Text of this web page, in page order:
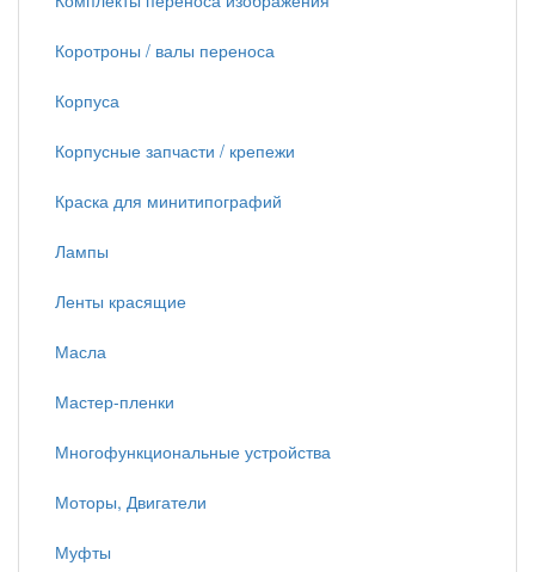
Коротроны / валы переноса
Корпуса
Корпусные запчасти / крепежи
Краска для минитипографий
Лампы
Ленты красящие
Масла
Мастер-пленки
Многофункциональные устройства
Моторы, Двигатели
Муфты